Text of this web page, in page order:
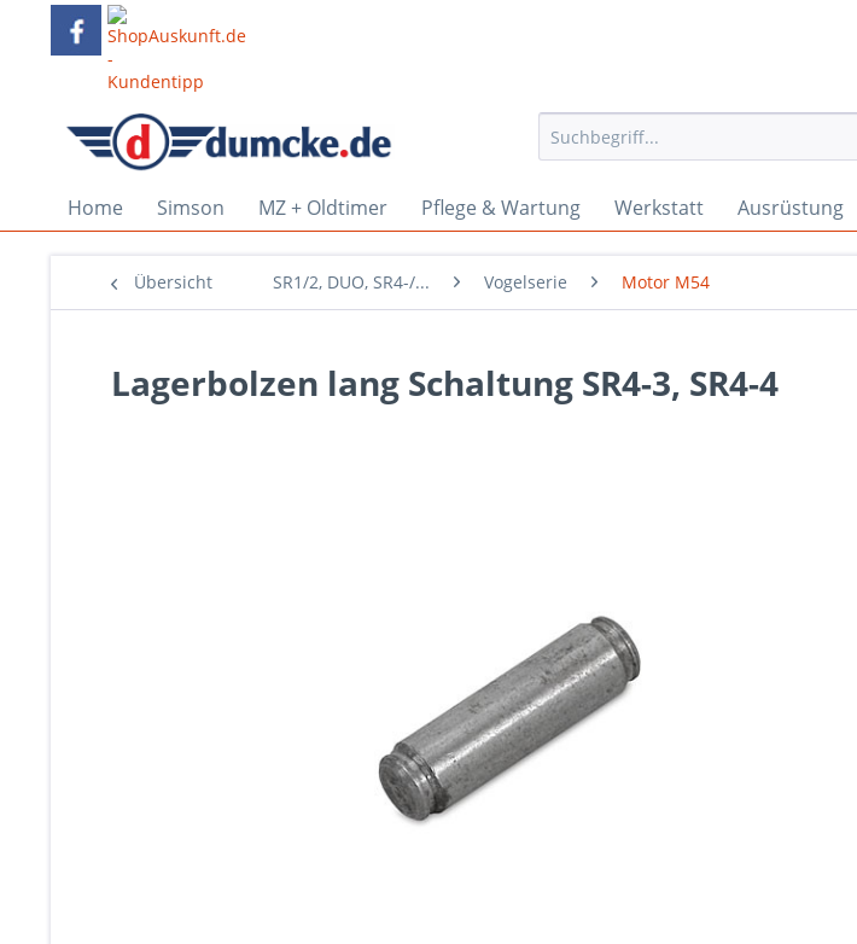
Home Simson MZ + Oldtimer Pflege & Wartung Werkstatt Ausrüstung
Übersicht SR1/2, DUO, SR4-/... Vogelserie Motor M54
Lagerbolzen lang Schaltung SR4-3, SR4-4